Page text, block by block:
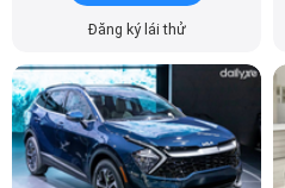
KIA Sportage 2.0G Premium
(Máy xăng)